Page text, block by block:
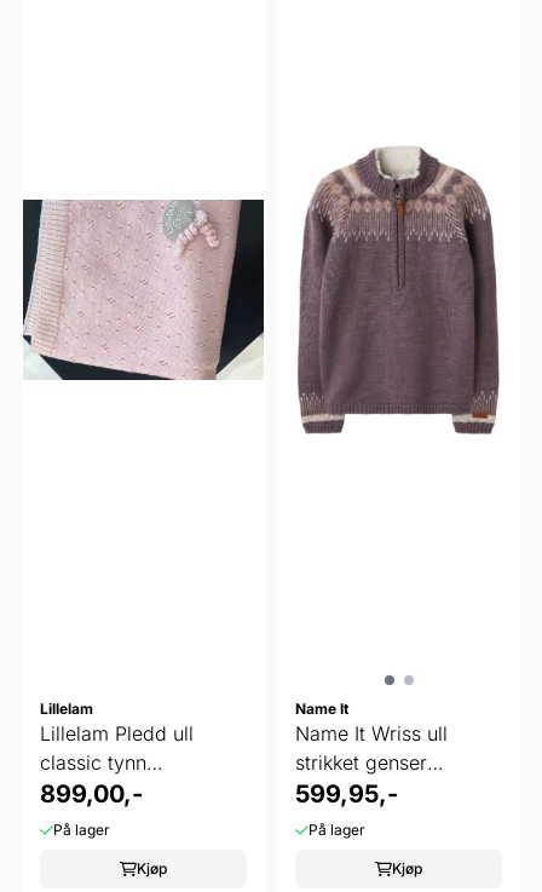
Lillelam
Lillelam Pledd ull
classic tynn
himmelrosa
899,00,-
På lager
Kjøp
Name It
Name It Wriss ull
strikket genser
sparrow
599,95,-
På lager
Kjøp